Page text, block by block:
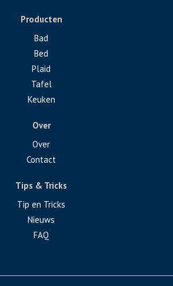
Producten
Bad
Bed
Plaid
Tafel
Keuken
Over
Over
Contact
Tips & Tricks
Tip en Tricks
Nieuws
FAQ